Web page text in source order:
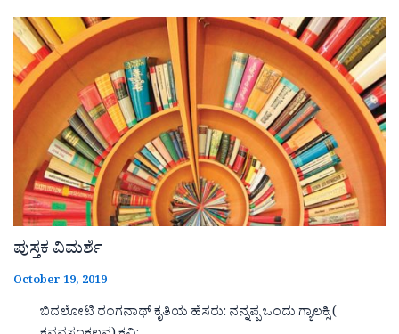
ಪುಸ್ತಕ ವಿಮರ್ಶೆ
October 19, 2019
ಬಿದಲೋಟಿ ರಂಗನಾಥ್ ಕೃತಿಯ ಹೆಸರು: ನನ್ನಪ್ಪ ಒಂದು ಗ್ಯಾಲಕ್ಸಿ (